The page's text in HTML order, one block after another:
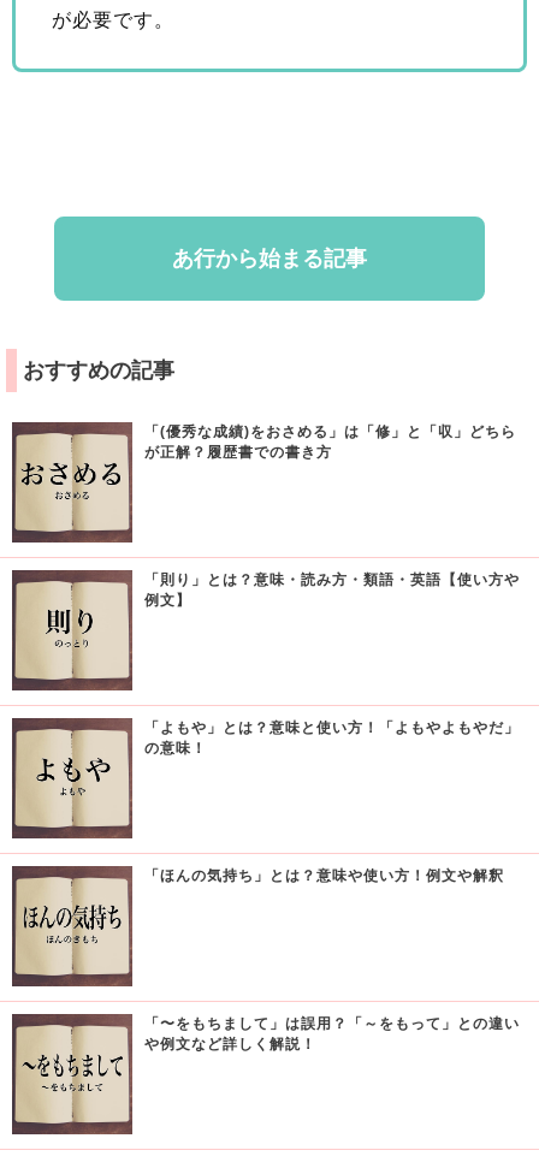
が必要です。
あ行から始まる記事
おすすめの記事
「(優秀な成績)をおさめる」は「修」と「収」どちら
が正解？履歴書での書き方
「則り」とは？意味・読み方・類語・英語【使い方や
例文】
「よもや」とは？意味と使い方！「よもやよもやだ」
の意味！
「ほんの気持ち」とは？意味や使い方！例文や解釈
「〜をもちまして」は誤用？「～をもって」との違い
や例文など詳しく解説！